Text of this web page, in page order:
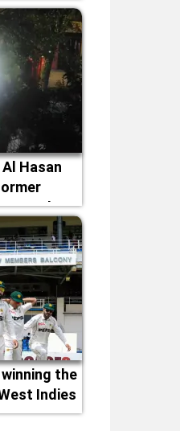
Hasan
the
Indies